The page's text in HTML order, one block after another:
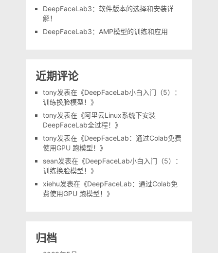
DeepFaceLab3：软件版本的选择和安装详
解！
DeepFaceLab3：AMP模型的训练和应用
近期评论
tony发表在《DeepFaceLab小白入门（5）：
训练换脸模型！ 》
tony发表在《阿里云Linux系统下安装
DeepFaceLab全过程！ 》
tony发表在《DeepFaceLab：通过Colab免费
使用GPU 跑模型！ 》
sean发表在《DeepFaceLab小白入门（5）：
训练换脸模型！ 》
xiehu发表在《DeepFaceLab：通过Colab免
费使用GPU 跑模型！ 》
归档